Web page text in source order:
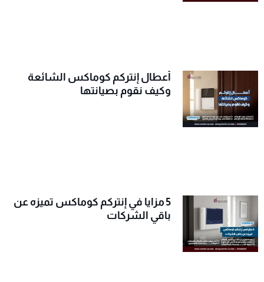
أعطال إنتركم كوماكس الشائعة
وكيف نقوم بصيانتها
5 مزايا في إنتركم كوماكس تميزه عن
باقي الشركات